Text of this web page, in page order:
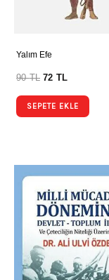
Yalım Efe
90TL 72 TL
SEPETE EKLE